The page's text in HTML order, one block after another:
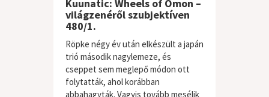
Kuunatic: Wheels of Ömon –
világzenéről szubjektíven
480/1.
Röpke négy év után elkészült a japán
trió második nagylemeze, és
cseppet sem meglepő módon ott
folytatták, ahol korábban
abbahagyták. Vagyis tovább mesélik